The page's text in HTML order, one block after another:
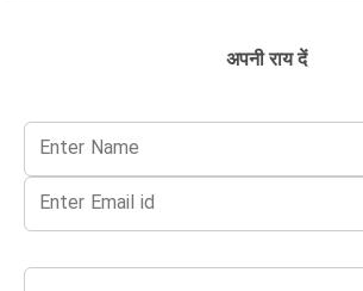
अपनी राय दें